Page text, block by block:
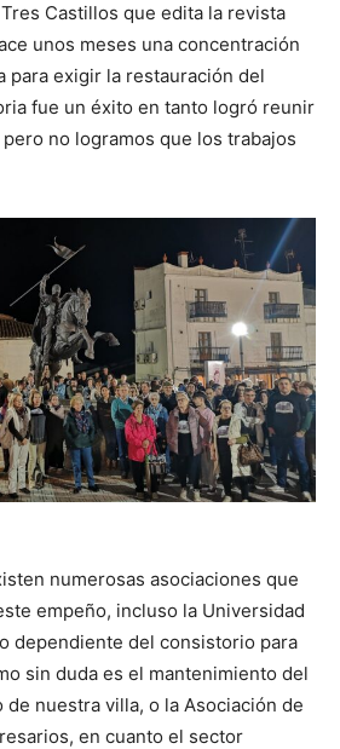
Castillos que edita la revista
unos meses una concentración
para exigir la restauración del
fue un éxito en tanto logró reunir
no logramos que los trabajos
numerosas asociaciones que
empeño, incluso la Universidad
dependiente del consistorio para
sin duda es el mantenimiento del
nuestra villa, o la Asociación de
en cuanto el sector